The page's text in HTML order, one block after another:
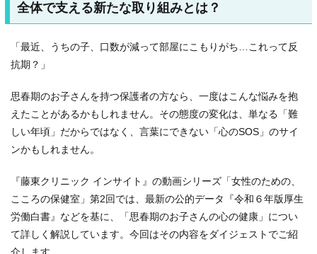
全体で支える新たな取り組みとは？
「最近、うちの子、口数が減って部屋にこもりがち…これって反
抗期？」
思春期のお子さんを持つ保護者の方なら、一度はこんな悩みを抱
えたことがあるかもしれません。その態度の変化は、単なる「難
しい年頃」だからではなく、言葉にできない「心のSOS」のサイ
ンかもしれません。
『藤東クリニック インサイト』の動画シリーズ「女性のための、
こころの保健室」第2回では、最新の公的データ『令和６年版厚生
労働白書』などを基に、「思春期のお子さんの心の健康」につい
て詳しく解説しています。今回はその内容をダイジェストでご紹